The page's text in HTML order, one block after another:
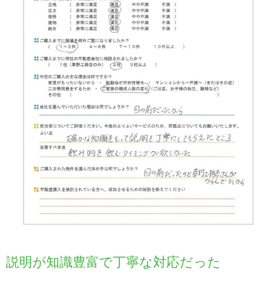
説明が知識豊富で丁寧な対応だった